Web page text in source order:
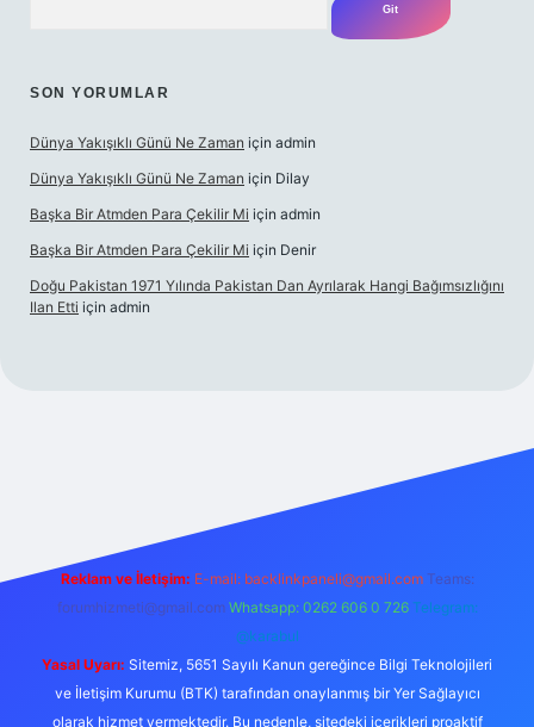
SON YORUMLAR
Dünya Yakışıklı Günü Ne Zaman için admin
Dünya Yakışıklı Günü Ne Zaman için Dilay
Başka Bir Atmden Para Çekilir Mi için admin
Başka Bir Atmden Para Çekilir Mi için Denir
Doğu Pakistan 1971 Yılında Pakistan Dan Ayrılarak Hangi Bağımsızlığını
Ilan Etti için admin
Reklam ve İletişim: E-mail: backlinkpaneli@gmail.com Teams:
forumhizmeti@gmail.com Whatsapp: 0262 606 0 726 Telegram:
@karabul
Yasal Uyarı: Sitemiz, 5651 Sayılı Kanun gereğince Bilgi Teknolojileri
ve İletişim Kurumu (BTK) tarafından onaylanmış bir Yer Sağlayıcı
olarak hizmet vermektedir. Bu nedenle, sitedeki içerikleri proaktif